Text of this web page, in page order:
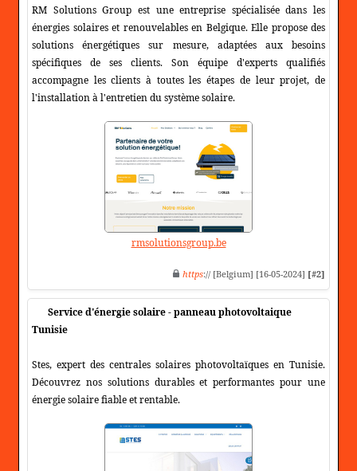
RM Solutions Group est une entreprise spécialisée dans les
énergies solaires et renouvelables en Belgique. Elle propose des
solutions énergétiques sur mesure, adaptées aux besoins
spécifiques de ses clients. Son équipe d'experts qualifiés
accompagne les clients à toutes les étapes de leur projet, de
l'installation à l'entretien du système solaire.
rmsolutionsgroup.be
https:// [Belgium] [16-05-2024] [#2]
Service d'énergie solaire - panneau photovoltaique
Tunisie
Stes, expert des centrales solaires photovoltaïques en Tunisie.
Découvrez nos solutions durables et performantes pour une
énergie solaire fiable et rentable.